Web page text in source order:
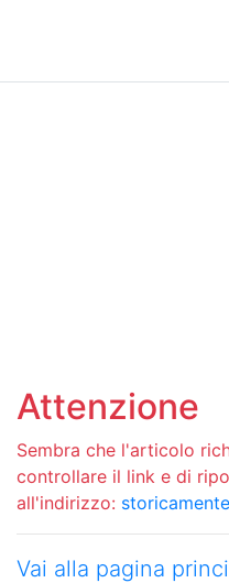
Attenzione
Sembra che l'articolo
controllare il link e di
all'indirizzo:
Vai alla pagina